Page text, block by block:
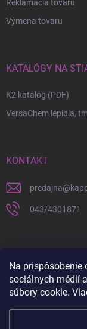
Na prispôsobenie
sociálnych médií
súbory cookie.
Reklamácia tovaru
Výmena tovaru
KATALÓGY NA
K2 katalog (PDF)
VersaChem lepidla,
KONTAKT
predajna@
043/4301871